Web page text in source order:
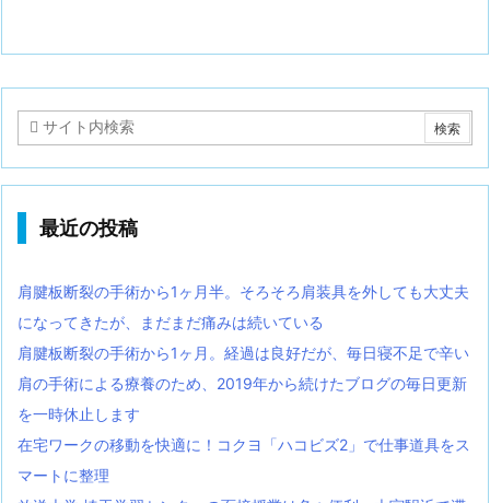
最近の投稿
肩腱板断裂の手術から1ヶ月半。そろそろ肩装具を外しても大丈夫
になってきたが、まだまだ痛みは続いている
肩腱板断裂の手術から1ヶ月。経過は良好だが、毎日寝不足で辛い
肩の手術による療養のため、2019年から続けたブログの毎日更新
を一時休止します
在宅ワークの移動を快適に！コクヨ「ハコビズ2」で仕事道具をス
マートに整理